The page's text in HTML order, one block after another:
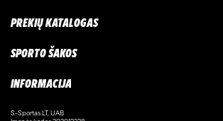
PREKIŲ KATALOGAS
SPORTO ŠAKOS
INFORMACIJA
S-Sportas LT, UAB